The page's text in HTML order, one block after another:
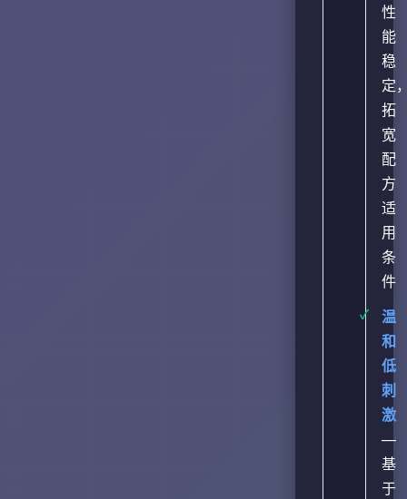
性
能
稳
定
拓
宽
配
方
适
用
条
件
温
和
低
刺
激
—
基
于